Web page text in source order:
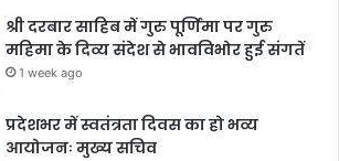
श्री दरबार साहिब में गुरु पूर्णिमा पर गुरु
महिमा के दिव्य संदेश से भावविभोर हुई संगतें
1 week ago
प्रदेशभर में स्वतंत्रता दिवस का हो भव्य
आयोजनः मुख्य सचिव